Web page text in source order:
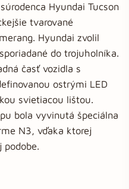
Hyundai Tucson
tvarované
Hyundai zvolil
do trojuholníka.
časť vozidla s
ostrými LED
svietiacou lištou.
bola vyvinutá špeciálna
N3, vďaka ktorej
podobe.